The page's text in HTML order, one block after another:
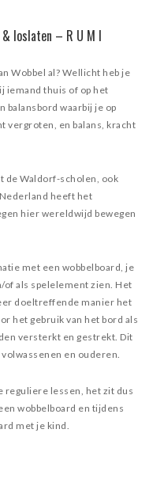
& loslaten – R U M I
Wobbel al? Wellicht heb je
iemand thuis of op het
balansbord waarbij je op
vergroten, en balans, kracht
de Waldorf-scholen, ook
heeft het
hier wereldwijd bewegen
met een wobbelboard, je
of als spelelement zien. Het
doeltreffende manier het
het gebruik van het bord als
versterkt en gestrekt. Dit
en ouderen.
reguliere lessen, het zit dus
wobbelboard en tijdens
met je kind.